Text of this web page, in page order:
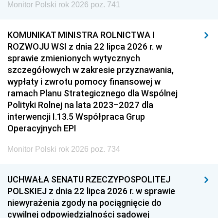
Monitor Polski rok 2026 poz. 741
KOMUNIKAT MINISTRA ROLNICTWA I
ROZWOJU WSI z dnia 22 lipca 2026 r. w
sprawie zmienionych wytycznych
szczegółowych w zakresie przyznawania,
wypłaty i zwrotu pomocy finansowej w
ramach Planu Strategicznego dla Wspólnej
Polityki Rolnej na lata 2023–2027 dla
interwencji I.13.5 Współpraca Grup
Operacyjnych EPI
Monitor Polski rok 2026 poz. 734
UCHWAŁA SENATU RZECZYPOSPOLITEJ
POLSKIEJ z dnia 22 lipca 2026 r. w sprawie
niewyrażenia zgody na pociągnięcie do
cywilnej odpowiedzialności sądowej